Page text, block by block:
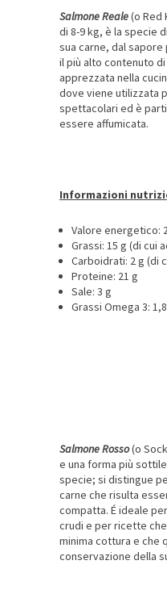
Salmone Reale(o Red
di 8-9 kg, è la specie
sua carne, dal
il più alto contenuto
apprezzata nella
dove viene utilizzata
spettacolari ed è
essere affumicata.
Informazioni
Valore energetico:
Grassi: 15 g (di cui
Carboidrati: 2 g (di
Proteine: 21 g
Sale: 3 g
Grassi Omega 3:
Salmone Rosso(o
e una forma più
specie; si distingue
carne che risulta
compatta. É ideale
crudi e per ricette
minima cottura e che
conservazione della